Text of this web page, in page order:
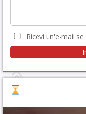
Ricevi un'e-mail